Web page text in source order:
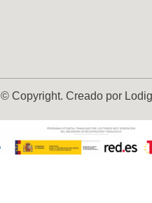
© Copyright. Creado por